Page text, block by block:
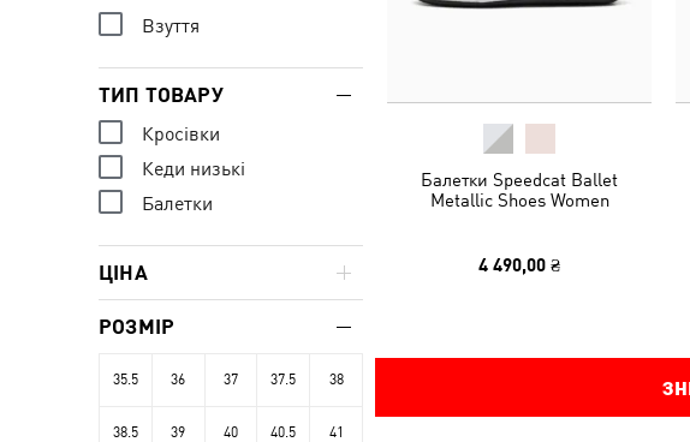
Балетки Speedcat Ballet
Metallic Shoes Women
4 490,00 ₴
Взуття
ТИП ТОВАРУ
Кросівки
Кеди низькі
Балетки
ЦІНА
РОЗМІР
35.5 36 37 37.5 38
38.5 39 40 40.5 41